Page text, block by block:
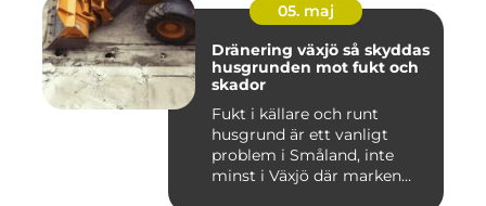
05. maj
Dränering växjö så skyddas
husgrunden mot fukt och
skador
Fukt i källare och runt
husgrund är ett vanligt
problem i Småland, inte
minst i Växjö där marken